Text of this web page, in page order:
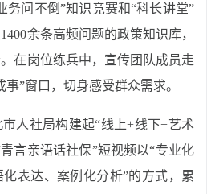
务问不倒”知识竞赛和“科长讲堂”
余条高频问题的政策知识库，
在岗位练兵中，宣传团队成员走
”窗口，切身感受群众需求。
人社局构建起“线上+线下+艺术
言亲语话社保”短视频以“专业化
表达、案例化分析”的方式，累